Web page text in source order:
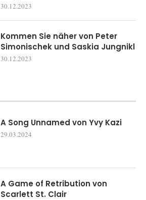
30.12.2023
Kommen Sie näher von Peter
Simonischek und Saskia Jungnikl
30.12.2023
A Song Unnamed von Yvy Kazi
29.03.2024
A Game of Retribution von
Scarlett St. Clair